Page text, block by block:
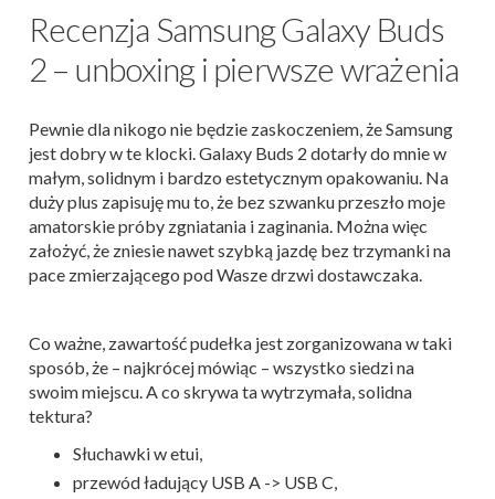
Recenzja Samsung Galaxy Buds
2 – unboxing i pierwsze wrażenia
Pewnie dla nikogo nie będzie zaskoczeniem, że Samsung
jest dobry w te klocki. Galaxy Buds 2 dotarły do mnie w
małym, solidnym i bardzo estetycznym opakowaniu. Na
duży plus zapisuję mu to, że bez szwanku przeszło moje
amatorskie próby zgniatania i zaginania. Można więc
założyć, że zniesie nawet szybką jazdę bez trzymanki na
pace zmierzającego pod Wasze drzwi dostawczaka.
Co ważne, zawartość pudełka jest zorganizowana w taki
sposób, że – najkrócej mówiąc – wszystko siedzi na
swoim miejscu. A co skrywa ta wytrzymała, solidna
tektura?
Słuchawki w etui,
przewód ładujący USB A -> USB C,